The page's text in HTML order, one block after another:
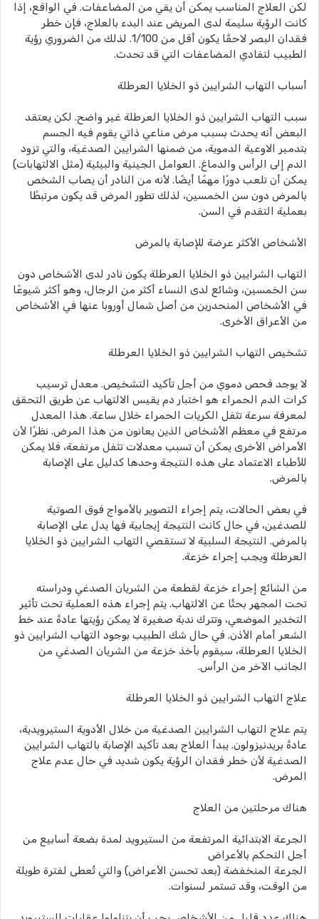
لكن العلاج المناسب يمكن أن يقي من المضاعفات. في الواقع، إذا
كانت الرؤية سليمة لدى المريض عند البدء بالعلاج، فإن خطر
فقدان البصر لاحقًا يكون أقل من 1/100. لذلك من الضروري رؤية
الطبيب لتفادي المضاعفات التي قد تحدث.
أسباب التهاب الشرايين ذو الخلايا العرطلة
سبب التهاب الشرايين ذو الخلايا العرطلة غير واضح. لكن يعتقد
البعض أنه يحدث بسبب مرض مناعي ذاتي يقوم فيه الجسم
بتدمير الاوعية الدموية، من ضمنها الشرايين الصدغية، والتي تزود
الدم إلى الرأس والدماغ. العوامل الجينية والبيئية (مثل الالتهابات)
يمكن أن تلعب دورًا مهمًا أيضًا. لأنه من النادر أن يصاب الشخص
بالمرض دون سن الخمسين، لذلك تطور المرض قد يكون مرتبطًا
بعملية التقدم في السن.
الأشخاص الأكثر عرضة للإصابة بالمرض
التهاب الشرايين ذو الخلايا العرطلة يكون نادر لدى الأشخاص دون
سن الخمسين، وشائع لدى النساء أكثر من الرجال، وهو أكثر شيوعًا
في الأشخاص المنحدرين من أصل شمال أوروبا عنها في الأشخاص
من الأعراق الأخرى.
تشخيص التهاب الشرايين ذو الخلايا العرطلة
لا يوجد فحص دموي من أجل تأكيد التشخيص. معدل ترسيب
كرات الدم الحمراء هو اختبار دم يقيس الالتهاب عن طريق التحقق
لمعرفة سرعة تثفل الكريات الحمراء خلال ساعة. هذا المعدل
مرتفع في معظم الأشخاص الذين يعانون من هذا المرض. نظرًا لأن
الأمراض الأخرى يمكن أن تسبب معدلات تثفل مرتفعة، فلا يمكن
للأطباء الاعتماد على هذه النتيجة وحدها كدليل على الإصابة
بالمرض.
في بعض الحالات، يتم إجراء التصوير بالأمواج فوق الصوتية
للصدغين، في حال كانت النتيجة إيجابية فها يدل على الإصابة
بالمرض. النتيجة السلبية لا تستقصي التهاب الشرايين ذو الخلايا
العرطلة ويجب إجراء خزعة.
من الشائع إجراء خزعة لقطعة من الشريان الصدغي ودراسته
تحت المجهر بحثًا عن الالتهاب. يتم إجراء هذه العملية تحت تأثير
التخدير الموضعي، وتترك ندبة صغيرة لا يمكن رؤيتها عادةً عند خط
الشعر أمام الأذن. في حال شك الطبيب بوجود التهاب الشرايين ذو
الخلايا العرطلة، سيقوم بأخذ خزعة من الشريان الصدغي من
الجانب الآخر من الرأس.
علاج التهاب الشرايين ذو الخلايا العرطلة
يتم علاج التهاب الشرايين الصدغية من خلال الأدوية الستيرويدية،
عادةً بريدنيزولون. يبدأ العلاج بعد تأكيد الإصابة بالتهاب الشرايين
الصدغية لأن خطر فقدان الرؤية يكون شديد في حال عدم علاج
المرض.
هناك مرحلتين من العلاج
الجرعة الابتدائية المرتفعة من الستيرويد لمدة بضعة أسابيع من
أجل التحكم بالأعراض
الجرعة المنخفضة (بعد تحسن الأعراض) والتي تُعطى لفترة طويلة
من الوقت، وقد تستمر لسنوات.